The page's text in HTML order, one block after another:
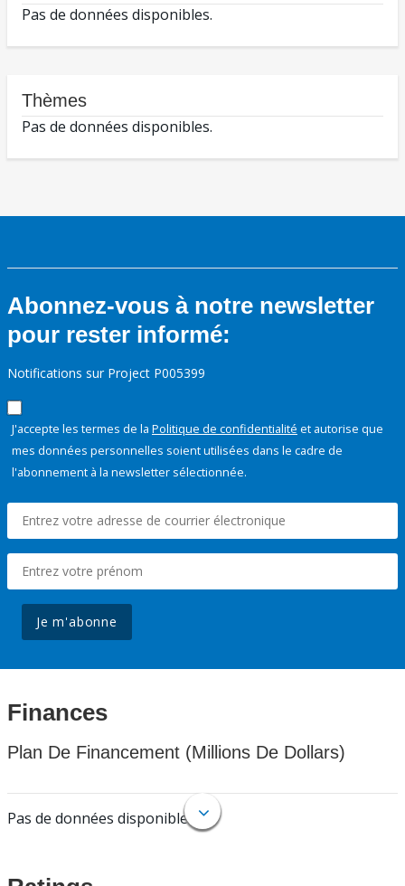
Pas de données disponibles.
Thèmes
Pas de données disponibles.
Abonnez-vous à notre newsletter
pour rester informé:
Notifications sur Project P005399
J'accepte les termes de la Politique de confidentialité et autorise que
mes données personnelles soient utilisées dans le cadre de
l'abonnement à la newsletter sélectionnée.
Je m'abonne
Finances
Plan De Financement (Millions De Dollars)
Pas de données disponibles.